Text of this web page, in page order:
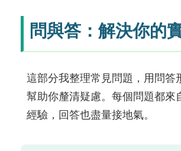
問與答：解決你的
這部分我整理常見問題，用問答
幫助你釐清疑慮。每個問題都來
經驗，回答也盡量接地氣。